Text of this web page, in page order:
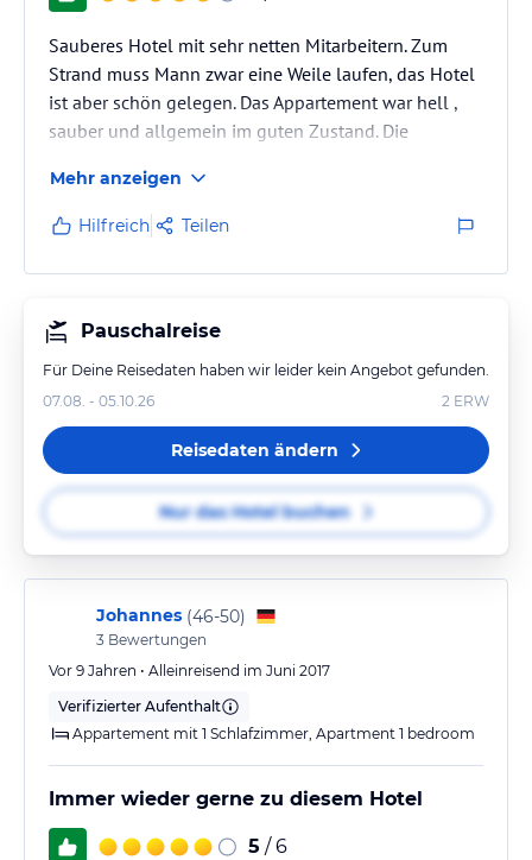
Sauberes Hotel mit sehr netten Mitarbeitern. Zum
Strand muss Mann zwar eine Weile laufen, das Hotel
ist aber schön gelegen. Das Appartement war hell ,
sauber und allgemein im guten Zustand. Die
und war immer sehr freundlich.
Mehr anzeigen
Hilfreich Teilen
Pauschalreise
Für Deine Reisedaten haben wir leider kein Angebot gefunden.
07.08. - 05.10.26
2 ERW
Reisedaten ändern
Nur das Hotel buchen
Johannes (46-50)
3 Bewertungen
Vor 9 Jahren • Alleinreisend im Juni 2017
Verifizierter Aufenthalt
Appartement mit 1 Schlafzimmer, Apartment 1 bedroom
Immer wieder gerne zu diesem Hotel
5 / 6